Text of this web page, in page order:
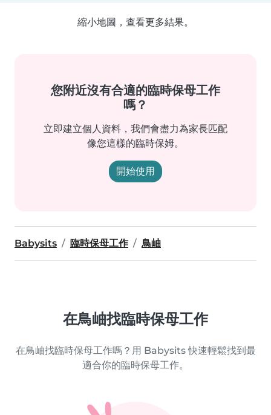
縮小地圖，查看更多結果。
您附近沒有合適的臨時保母工作
嗎？
立即建立個人資料，我們會盡力為家長匹配
像您這樣的臨時保姆。
開始使用
Babysits 臨時保母工作 鳥岫
在鳥岫找臨時保母工作
在鳥岫找臨時保母工作嗎？用 Babysits 快速輕鬆找到最
適合你的臨時保母工作。